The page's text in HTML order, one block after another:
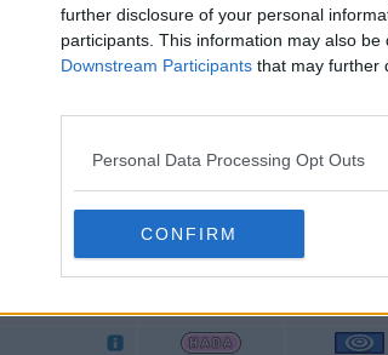
further disclosure of your personal
participants. This information may also
Downstream Participants that may further
Personal Data Processing Opt Outs
CONFIRM
Tipo Clase